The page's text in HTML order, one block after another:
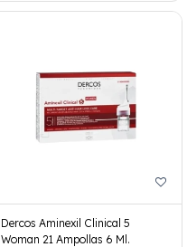
Dercos Aminexil Clinical 5
Woman 21 Ampollas 6 Ml.